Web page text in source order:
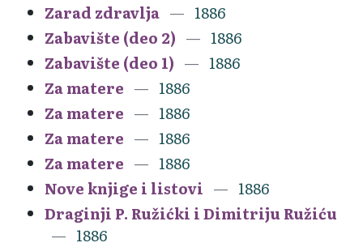
Zarad zdravlja
1886
Zabavište (deo 2)
1886
Zabavište (deo 1)
1886
Za matere
1886
Za matere
1886
Za matere
1886
Za matere
1886
Nove knjige i listovi
1886
Draginji P. Ružićki i Dimitriju Ružiću
1886